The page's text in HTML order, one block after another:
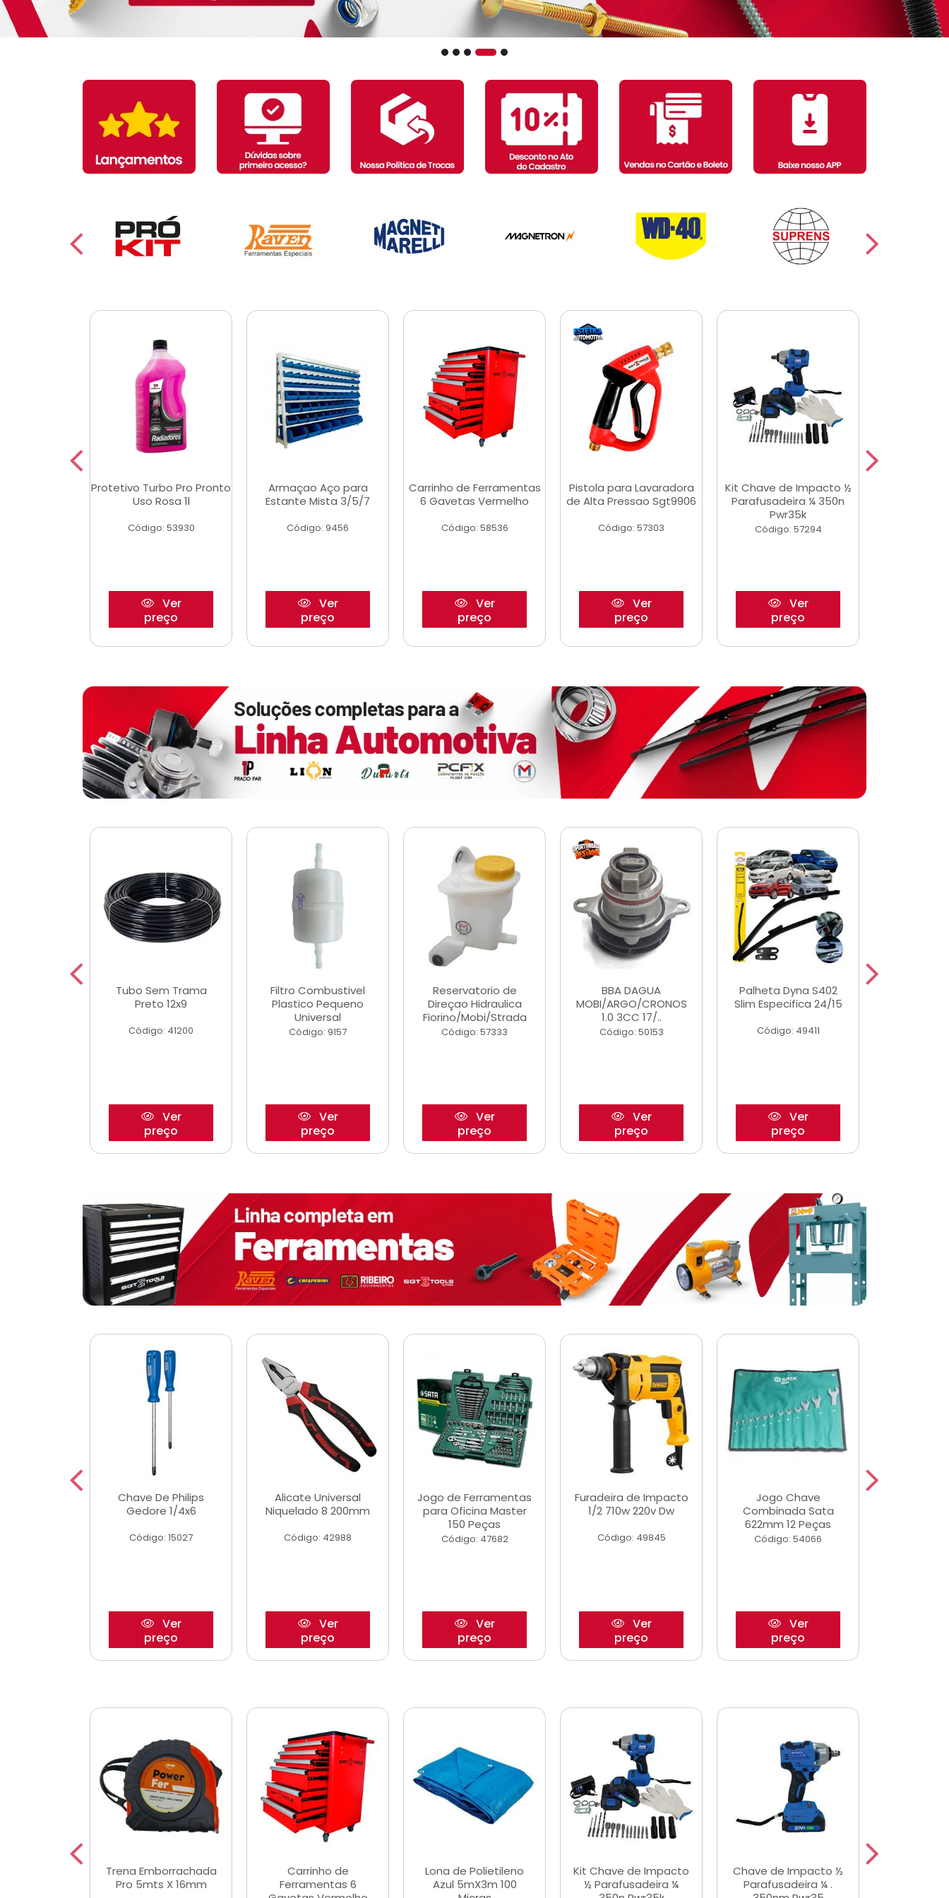
Protetivo Turbo Pro Pronto
Uso Rosa 1l
Código: 53930
Ver
preço
Armaçao Aço para
Estante Mista 3/5/7
Código: 9456
Ver
preço
Carrinho de Ferramentas
6 Gavetas Vermelho
Código: 58536
Ver
preço
Pistola para Lavaradora
de Alta Pressao Sgt9906
Código: 57303
Ver
preço
Kit Chave de Impacto ½
Parafusadeira ¼ 350n
Pwr35k
Código: 57294
Ver
preço
Tubo Sem Trama
Preto 12x9
Código: 41200
Ver
preço
Filtro Combustivel
Plastico Pequeno
Universal
Código: 9157
Ver
preço
Reservatorio de
Direçao Hidraulica
Fiorino/Mobi/Strada
Código: 57333
Ver
preço
BBA DAGUA
MOBI/ARGO/CRONOS
1.0 3CC 17/..
Código: 50153
Ver
preço
Palheta Dyna S402
Slim Especifica 24/15
Código: 49411
Ver
preço
Chave De Philips
Gedore 1/4x6
Código: 15027
Ver
preço
Alicate Universal
Niquelado 8 200mm
Código: 42988
Ver
preço
Jogo de Ferramentas
para Oficina Master
150 Peças
Código: 47682
Ver
preço
Furadeira de Impacto
1/2 710w 220v Dw
Código: 49845
Ver
preço
Jogo Chave
Combinada Sata
622mm 12 Peças
Código: 54066
Ver
preço
Trena Emborrachada
Pro 5mts X 16mm
Carrinho de
Ferramentas 6
Lona de Polietileno
Azul 5mX3m 100
Kit Chave de Impacto
½ Parafusadeira ¼
Chave de Impacto ½
Parafusadeira ¼ .